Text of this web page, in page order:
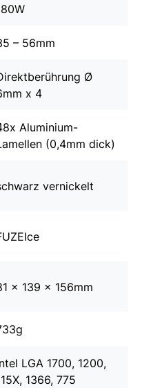
– 56mm
Ø
x 4
Aluminium-
(0,4mm dick)
vernickelt
x 139 x 156mm
LGA 1700, 1200,
1366, 775